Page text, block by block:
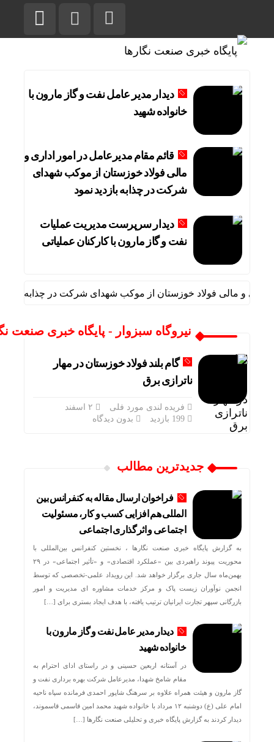
دیدار مدیر عامل نفت و گاز مارون با
خانواده شهید
قائم مقام مدیرعامل در امور اداری و
مالی فولاد خوزستان از موکب شهدای
شرکت در چذابه بازدید نمود
دیدار سرپرست مدیریت عملیات
نفت و گاز مارون با کارکنان عملیاتی
و مالی فولاد خوزستان از موکب شهدای شرکت در چذابه بازدید
نیروگاه سبزوار - پایگاه خبری صنعت
گام بلند فولاد خوزستان در مهار
ناترازی برق
فریده لندی مورد فلی
بدون دیدگاه
جدیدترین مطالب
فراخوان ارسال مقاله به کنفرانس بین
المللی هم افزایی کسب و کار، مسئولیت
اجتماعی و اثرگذاری اجتماعی
به گزارش پایگاه خبری صنعت نگارها ، نخستین کنفرانس بین‌المللی با
محوریت پیوند راهبردی بین «عملکرد اقتصادی» و «تأثیر اجتماعی» در ۲۹
بهمن‌ماه سال جاری برگزار خواهد شد. این رویداد علمی-تخصصی که توسط
انجمن نوآوران زیست پاک و مرکز خدمات مشاوره ای مدیریت و امور
بازرگانی سپهر تجارت ایرانیان ترتیب یافته، با هدف ایجاد بستری برای […]
دیدار مدیر عامل نفت و گاز مارون با
خانواده شهید
در آستانه اربعین حسینی و در راستای ادای احترام به
مقام شامخ شهدا، مدیرعامل شرکت بهره برداری نفت و
گاز مارون و هیئت همراه علاوه بر سرهنگ شاپور احمدی فرمانده سپاه ناحیه
امام علی (ع) دوشنبه ۱۲ مرداد با خانواده شهید محمد امین قاسمی قاسموند،
دیدار کردند به گزارش پایگاه خبری و تحلیلی صنعت نگارها […]